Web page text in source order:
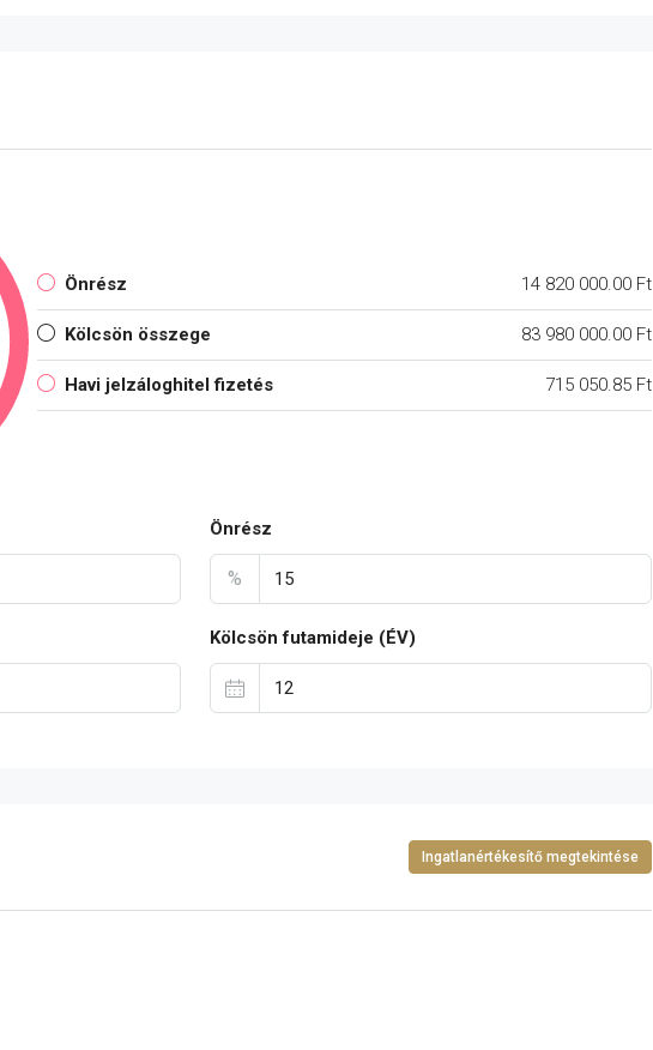
Önrész 14 820 000.00 Ft
Kölcsön összege 83 980 000.00 Ft
Havi jelzáloghitel fizetés 715 050.85 Ft
Önrész
%
Kölcsön futamideje (ÉV)
Ingatlanértékesítő megtekintése